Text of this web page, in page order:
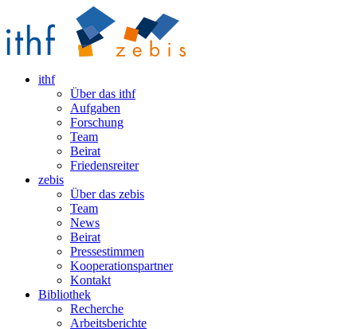
ithf
Über das ithf
Aufgaben
Forschung
Team
Beirat
Friedensreiter
zebis
Über das zebis
Team
News
Beirat
Pressestimmen
Kooperationspartner
Kontakt
Bibliothek
Recherche
Arbeitsberichte